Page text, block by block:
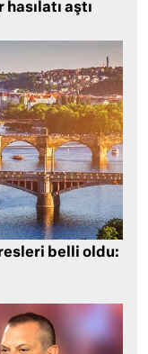
aştı
belli oldu: